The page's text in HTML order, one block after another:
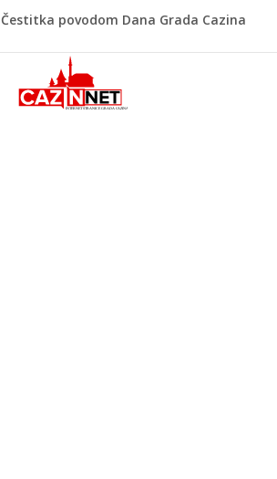
Čestitka povodom Dana Grada Cazina
Vatrogasci nadljudskim naporima
spriječili veću tragediju
Borac savladao ML Vitebsk, skandiranje